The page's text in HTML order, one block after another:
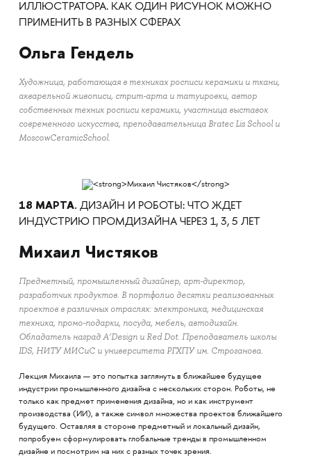
ИЛЛЮСТРАТОРА. КАК ОДИН РИСУНОК МОЖНО
ПРИМЕНИТЬ В РАЗНЫХ СФЕРАХ
Ольга Гендель
Художница, работающая в техниках росписи керамики и ткани,
акварельной живописи, стрит-арта и татуировки, автор
собственных техник росписи керамики, участница выставок
современного искусства, преподавательница Bratec Lis School и
MoscowCeramicSchool.
18 МАРТА. ДИЗАЙН И РОБОТЫ: ЧТО ЖДЕТ
ИНДУСТРИЮ ПРОМДИЗАЙНА ЧЕРЕЗ 1, 3, 5 ЛЕТ
Михаил Чистяков
Предметный, промышленный дизайнер, арт-директор,
разработчик продуктов. В портфолио десятки реализованных
проектов в различных отраслях: электроника, медицинская
техника, промо-подарки, посуда, мебель, автодизайн.
Обладатель наград A’Design и Red Dot. Преподаватель школы
IDS, НИТУ МИСиС и университета РГХПУ им. Строганова.
Лекция Михаила — это попытка заглянуть в ближайшее будущее
индустрии промышленного дизайна с нескольких сторон. Роботы, не
только как предмет применения дизайна, но и как инструмент
производства (ИИ), а также символ множества проектов ближайшего
будущего. Оставляя в стороне предметный и локальный дизайн,
попробуем сформулировать глобальные тренды в промышленном
дизайне и посмотрим на них с разных точек зрения.